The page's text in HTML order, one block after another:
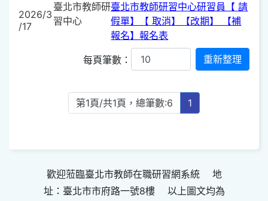
2026/3
/17
臺北市教師研
習中心
臺北市教師研習中心研習員【 請
假單】【 取消】【改期】 【補
報名】報名表
每頁筆數：
第1頁/共1頁，總筆數:6 1
歡迎蒞臨臺北市教師在職研習網系統 地
址：臺北市市府路一號8樓 以上圖文均為